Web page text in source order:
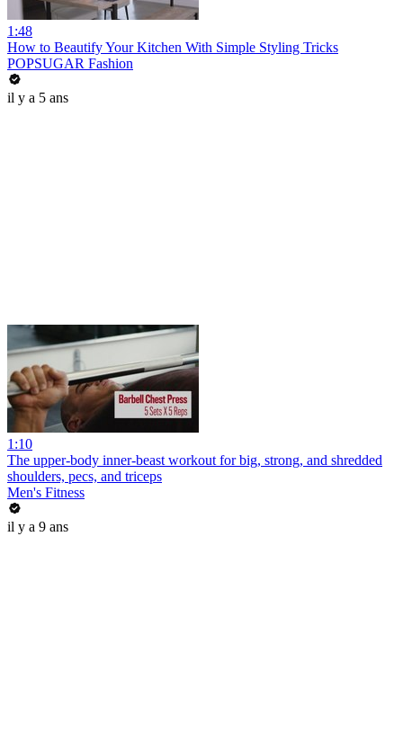
1:48
How to Beautify Your Kitchen With Simple Styling Tricks
POPSUGAR Fashion
il y a 5 ans
1:10
The upper-body inner-beast workout for big, strong, and shredded
shoulders, pecs, and triceps
Men's Fitness
il y a 9 ans